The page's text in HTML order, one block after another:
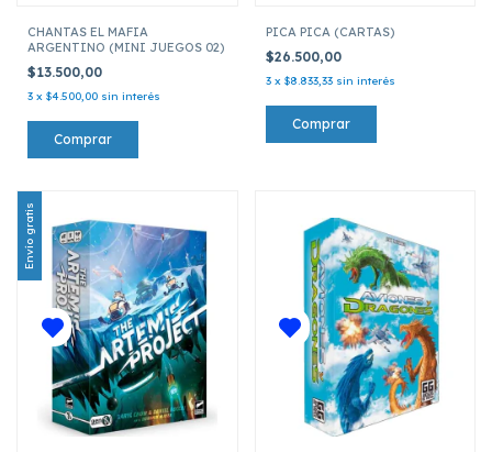
CHANTAS EL MAFIA
ARGENTINO (MINI JUEGOS 02)
$13.500,00
3 x $4.500,00 sin interés
PICA PICA (CARTAS)
$26.500,00
3 x $8.833,33 sin interés
Envío gratis